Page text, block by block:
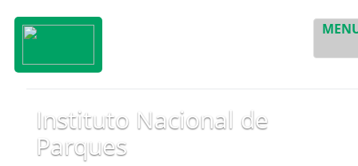
Instituto Nacional de
Parques